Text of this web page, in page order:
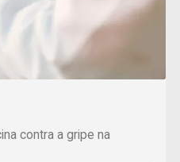
contra a gripe na